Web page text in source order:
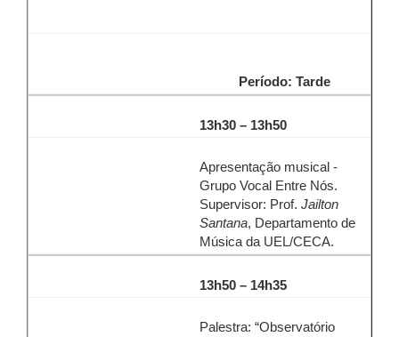
Período: Tarde
13h30 – 13h50
Apresentação musical -
Grupo Vocal Entre Nós.
Supervisor: Prof. Jailton
Santana, Departamento de
Música da UEL/CECA.
13h50 – 14h35
Palestra: “Observatório